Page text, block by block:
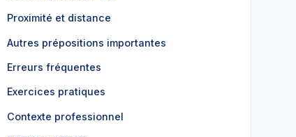
Proximité et distance
Autres prépositions importantes
Erreurs fréquentes
Exercices pratiques
Contexte professionnel